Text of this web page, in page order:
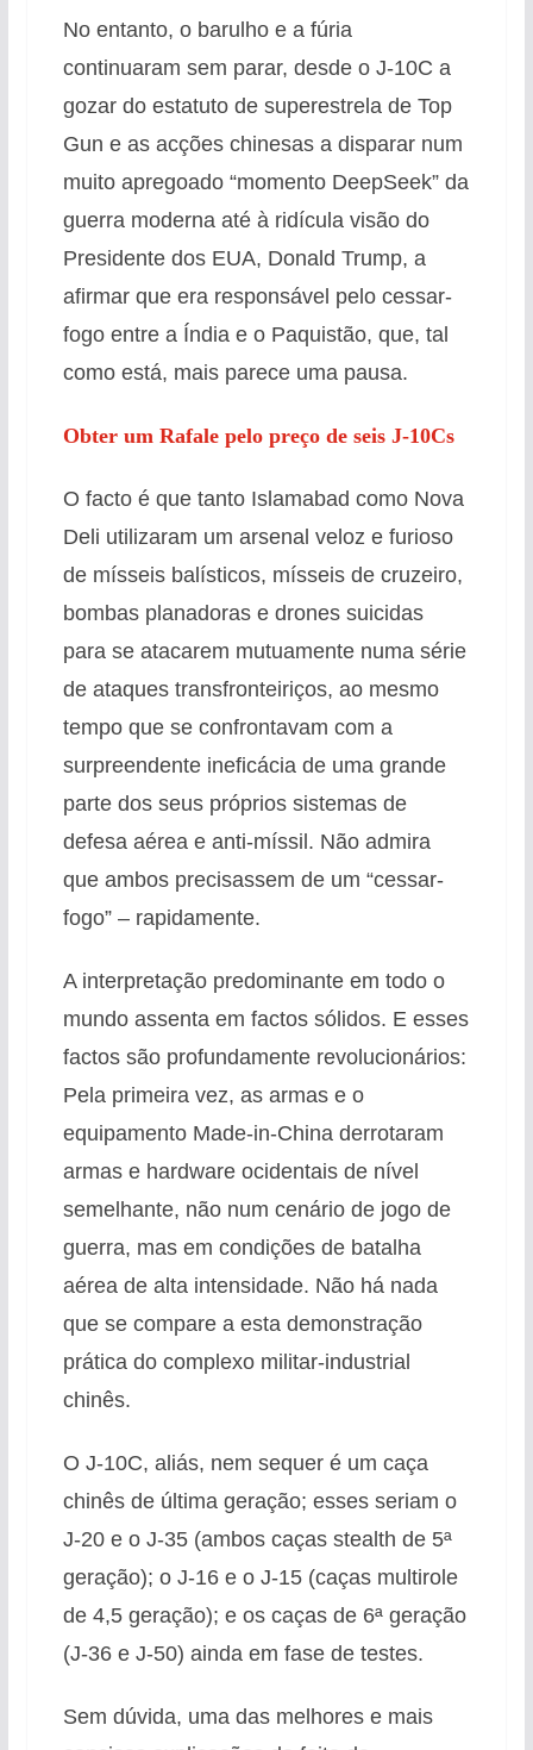
No entanto, o barulho e a fúria
continuaram sem parar, desde o J-10C a
gozar do estatuto de superestrela de Top
Gun e as acções chinesas a disparar num
muito apregoado “momento DeepSeek” da
guerra moderna até à ridícula visão do
Presidente dos EUA, Donald Trump, a
afirmar que era responsável pelo cessar-
fogo entre a Índia e o Paquistão, que, tal
como está, mais parece uma pausa.
Obter um Rafale pelo preço de seis J-10Cs
O facto é que tanto Islamabad como Nova
Deli utilizaram um arsenal veloz e furioso
de mísseis balísticos, mísseis de cruzeiro,
bombas planadoras e drones suicidas
para se atacarem mutuamente numa série
de ataques transfronteiriços, ao mesmo
tempo que se confrontavam com a
surpreendente ineficácia de uma grande
parte dos seus próprios sistemas de
defesa aérea e anti-míssil. Não admira
que ambos precisassem de um “cessar-
fogo” – rapidamente.
A interpretação predominante em todo o
mundo assenta em factos sólidos. E esses
factos são profundamente revolucionários:
Pela primeira vez, as armas e o
equipamento Made-in-China derrotaram
armas e hardware ocidentais de nível
semelhante, não num cenário de jogo de
guerra, mas em condições de batalha
aérea de alta intensidade. Não há nada
que se compare a esta demonstração
prática do complexo militar-industrial
chinês.
O J-10C, aliás, nem sequer é um caça
chinês de última geração; esses seriam o
J-20 e o J-35 (ambos caças stealth de 5ª
geração); o J-16 e o J-15 (caças multirole
de 4,5 geração); e os caças de 6ª geração
(J-36 e J-50) ainda em fase de testes.
Sem dúvida, uma das melhores e mais